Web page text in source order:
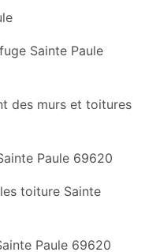
Sainte Paule
des murs et toitures
Paule 69620
toiture Sainte
Paule 69620